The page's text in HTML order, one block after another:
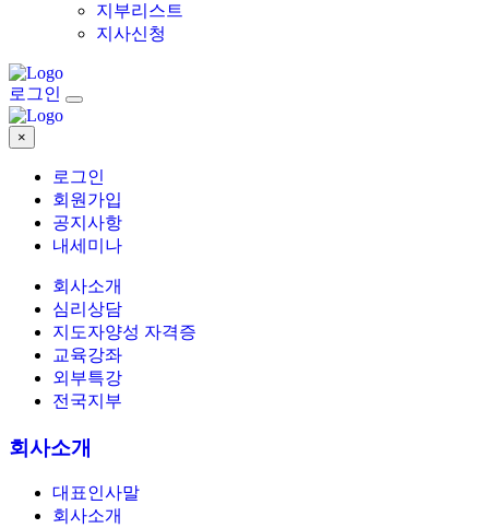
지부리스트
지사신청
로그인
×
로그인
회원가입
공지사항
내세미나
회사소개
심리상담
지도자양성 자격증
교육강좌
외부특강
전국지부
회사소개
대표인사말
회사소개